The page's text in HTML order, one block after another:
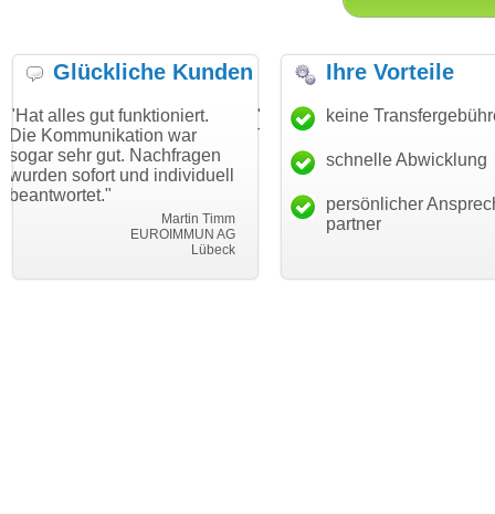
Glückliche Kunden
funktioniert.
war
Nachfragen
und individuell
"Danke für den schnellen
Transfer und guten Service!"
Thomas Schäfer
i can eckert communication GmbH
"Ich bin
haben. Die
mein
Ihre Vorteile
keine
schnelle Abwicklung
persönlicher
partner